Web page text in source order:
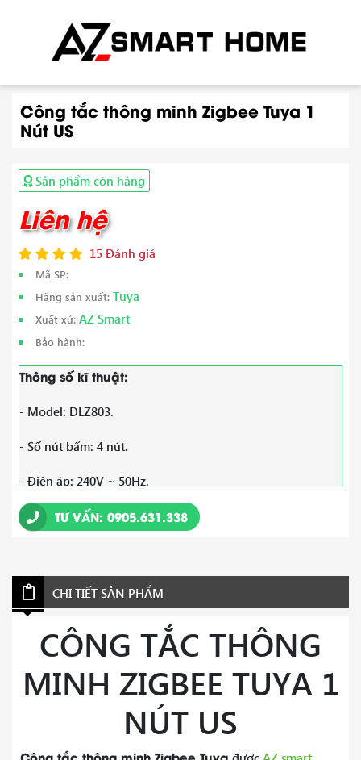
Công tắc thông minh Zigbee Tuya 1
Nút US
Sản phẩm còn hàng
Liên hệ
15 Đánh giá
Mã SP:
Hãng sản xuất: Tuya
Xuất xứ: AZ Smart
Bảo hành:
Thông số kĩ thuật:
- Model: DLZ803.
- Số nút bấm: 4 nút.
- Điện áp: 240V ~ 50Hz.
- Công suất chịu tải: 10A.
- Hỗ trợ Amazon Alexa, Google Home.
- Hỗ trợ hệ điều hành: IOS và Android.
- Chất liệu: nhựa, kính cường lực.
- Màu sắc: đen/ trắng.
TƯ VẤN: 0905.631.338
CHI TIẾT SẢN PHẨM
CÔNG TẮC THÔNG
MINH ZIGBEE TUYA 1
NÚT US